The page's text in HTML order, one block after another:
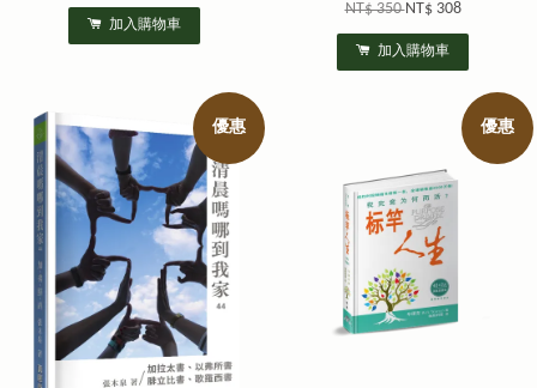
加入購物車
NT$ 350NT$ 308
加入購物車
優惠 優惠